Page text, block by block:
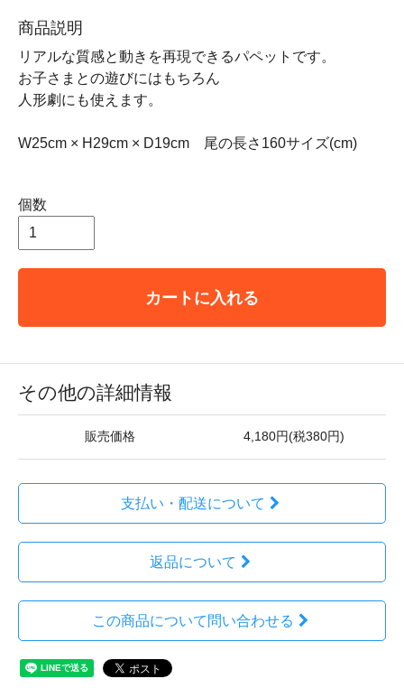
商品説明
リアルな質感と動きを再現できるパペットです。
お子さまとの遊びにはもちろん
人形劇にも使えます。
W25cm × H29cm × D19cm 尾の長さ160サイズ(cm)
個数
カートに入れる
その他の詳細情報
販売価格 4,180円(税380円)
支払い・配送について
返品について
この商品について問い合わせる